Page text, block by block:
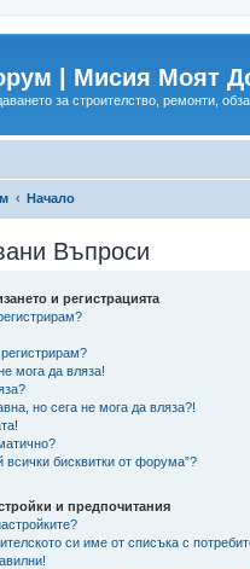
| Мисия Моят
за строителство, ремонти,
Начало
Въпроси
и регистрацията
мога да вляза!
но сега не мога да вляза?!
всички бисквитки от форума”?
и предпочитания
си име от списъка с